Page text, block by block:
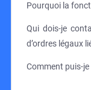
Pourquoi la
Qui dois-je
d’ordres légaux
Comment puis-